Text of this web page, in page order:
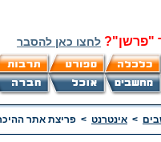
"פרשן"? לחצו כאן להסבר
> אינטרנט > פריצת אתר